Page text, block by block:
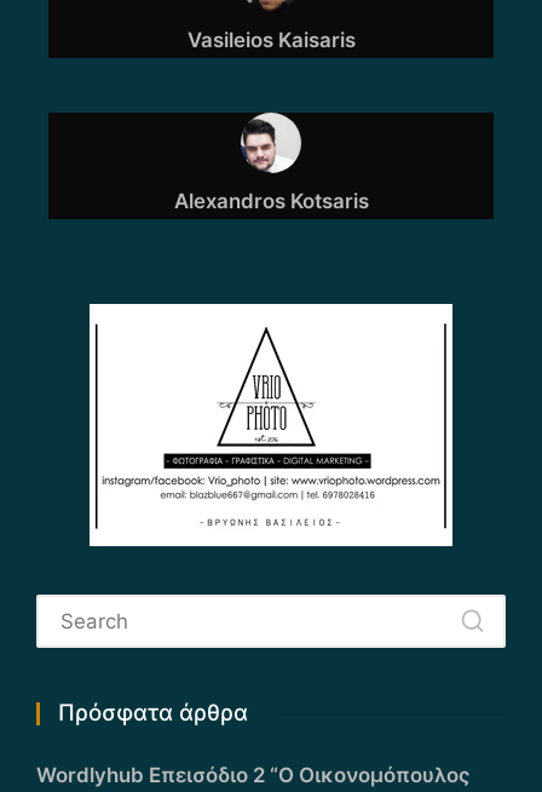
Vasileios Kaisaris
Alexandros Kotsaris
Πρόσφατα άρθρα
Wordlyhub Επεισόδιο 2 “Ο Οικονομόπουλος